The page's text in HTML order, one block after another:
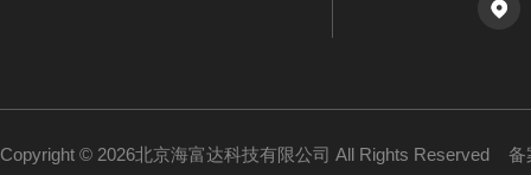
Copyright © 2026北京海富达科技有限公司 All Rights Reserved 备